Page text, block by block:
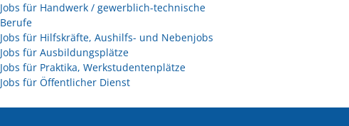
Jobs für Handwerk / gewerblich-technische
Berufe
Jobs für Hilfskräfte, Aushilfs- und Nebenjobs
Jobs für Ausbildungsplätze
Jobs für Praktika, Werkstudentenplätze
Jobs für Öffentlicher Dienst